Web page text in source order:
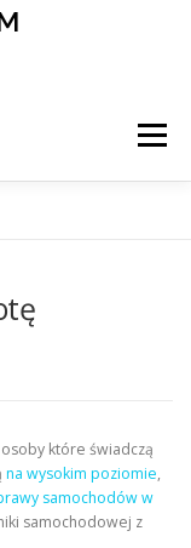
Menu
które świadczą
na wysokim poziomie,
samochodów w
samochodowej z